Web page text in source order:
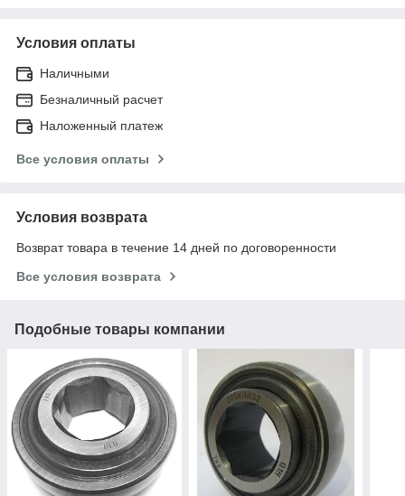
Условия оплаты
Наличными
Безналичный расчет
Наложенный платеж
Все условия оплаты
Условия возврата
Возврат товара в течение 14 дней по договоренности
Все условия возврата
Подобные товары компании